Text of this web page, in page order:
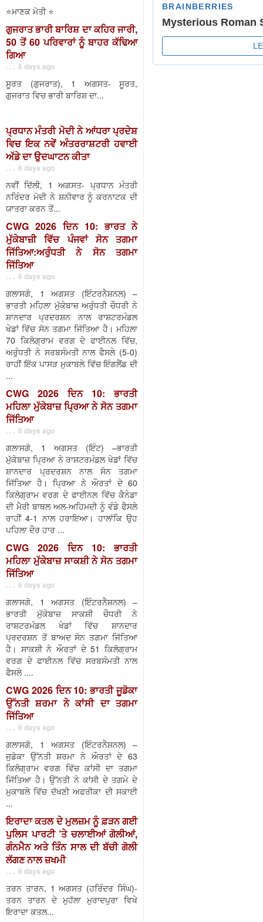
⭐️ਮਾਣਕ ਮੋਤੀ ⭐️
ਗੁਜਰਾਤ ਭਾਰੀ ਬਾਰਿਸ਼ ਦਾ ਕਹਿਰ ਜਾਰੀ,
50 ਤੋਂ 60 ਪਰਿਵਾਰਾਂ ਨੂੰ ਬਾਹਰ ਕੱਢਿਆ
ਗਿਆ
. . . 6 days ago
ਸੂਰਤ (ਗੁਜਰਾਤ), 1 ਅਗਸਤ- ਸੂਰਤ,
ਗੁਜਰਾਤ ਵਿਚ ਭਾਰੀ ਬਾਰਿਸ਼ ਦਾ...
ਪ੍ਰਧਾਨ ਮੰਤਰੀ ਮੋਦੀ ਨੇ ਆਂਧਰਾ ਪ੍ਰਦੇਸ਼
ਵਿਚ ਇਕ ਨਵੇਂ ਅੰਤਰਰਾਸ਼ਟਰੀ ਹਵਾਈ
ਅੱਡੇ ਦਾ ਉਦਘਾਟਨ ਕੀਤਾ
. . . 6 days ago
ਨਵੀਂ ਦਿੱਲੀ, 1 ਅਗਸਤ- ਪ੍ਰਧਾਨ ਮੰਤਰੀ
ਨਰਿੰਦਰ ਮੋਦੀ ਨੇ ਸ਼ਨੀਵਾਰ ਨੂੰ ਕਰਨਾਟਕ ਦੀ
ਯਾਤਰਾ ਕਰਨ ਤੋਂ...
CWG 2026 ਦਿਨ 10: ਭਾਰਤ ਨੇ
ਮੁੱਕੇਬਾਜ਼ੀ ਵਿੱਚ ਪੰਜਵਾਂ ਸੋਨ ਤਗਮਾ
ਜਿੱਤਿਆ:ਅਰੁੰਧਤੀ ਨੇ ਸੋਨ ਤਗਮਾ
ਜਿੱਤਿਆ
. . . 6 days ago
ਗਲਾਸਗੋ, 1 ਅਗਸਤ (ਇੰਟਰਨੈਸ਼ਨਲ) –
ਭਾਰਤੀ ਮਹਿਲਾ ਮੁੱਕੇਬਾਜ਼ ਅਰੁੰਧਤੀ ਚੌਧਰੀ ਨੇ
ਸ਼ਾਨਦਾਰ ਪ੍ਰਦਰਸ਼ਨ ਨਾਲ ਰਾਸ਼ਟਰਮੰਡਲ
ਖੇਡਾਂ ਵਿੱਚ ਸੋਨ ਤਗਮਾ ਜਿੱਤਿਆ ਹੈ। ਮਹਿਲਾ
70 ਕਿਲੋਗ੍ਰਾਮ ਵਰਗ ਦੇ ਫਾਈਨਲ ਵਿੱਚ,
ਅਰੁੰਧਤੀ ਨੇ ਸਰਬਸੰਮਤੀ ਨਾਲ ਫੈਸਲੇ (5-0)
ਰਾਹੀਂ ਇੱਕ ਪਾਸੜ ਮੁਕਾਬਲੇ ਵਿੱਚ ਇੰਗਲੈਂਡ ਦੀ
...
CWG 2026 ਦਿਨ 10: ਭਾਰਤੀ
ਮਹਿਲਾ ਮੁੱਕੇਬਾਜ਼ ਪ੍ਰਿਆ ਨੇ ਸੋਨ ਤਗਮਾ
ਜਿੱਤਿਆ
. . . 6 days ago
ਗਲਾਸਗੋ, 1 ਅਗਸਤ (ਇੰਟ) –ਭਾਰਤੀ
ਮੁੱਕੇਬਾਜ਼ ਪ੍ਰਿਆ ਨੇ ਰਾਸ਼ਟਰਮੰਡਲ ਖੇਡਾਂ ਵਿੱਚ
ਸ਼ਾਨਦਾਰ ਪ੍ਰਦਰਸ਼ਨ ਨਾਲ ਸੋਨ ਤਗਮਾ
ਜਿੱਤਿਆ ਹੈ। ਪ੍ਰਿਆ ਨੇ ਔਰਤਾਂ ਦੇ 60
ਕਿਲੋਗ੍ਰਾਮ ਵਰਗ ਦੇ ਫਾਈਨਲ ਵਿੱਚ ਕੈਨੇਡਾ
ਦੀ ਮੈਰੀ ਬਾਥਲ ਅਲ-ਅਹਿਮਦੀ ਨੂੰ ਵੰਡੇ ਫੈਸਲੇ
ਰਾਹੀਂ 4-1 ਨਾਲ ਹਰਾਇਆ। ਹਾਲਾਂਕਿ ਉਹ
ਪਹਿਲਾ ਦੌਰ ਹਾਰ ...
CWG 2026 ਦਿਨ 10: ਭਾਰਤੀ
ਮਹਿਲਾ ਮੁੱਕੇਬਾਜ਼ ਸਾਕਸ਼ੀ ਨੇ ਸੋਨ ਤਗਮਾ
ਜਿੱਤਿਆ
. . . 6 days ago
ਗਲਾਸਗੋ, 1 ਅਗਸਤ (ਇੰਟਰਨੈਸ਼ਨਲ) –
ਭਾਰਤੀ ਮੁੱਕੇਬਾਜ਼ ਸਾਕਸ਼ੀ ਚੌਧਰੀ ਨੇ
ਰਾਸ਼ਟਰਮੰਡਲ ਖੇਡਾਂ ਵਿੱਚ ਸ਼ਾਨਦਾਰ
ਪ੍ਰਦਰਸ਼ਨ ਤੋਂ ਬਾਅਦ ਸੋਨ ਤਗਮਾ ਜਿੱਤਿਆ
ਹੈ। ਸਾਕਸ਼ੀ ਨੇ ਔਰਤਾਂ ਦੇ 51 ਕਿਲੋਗ੍ਰਾਮ
ਵਰਗ ਦੇ ਫਾਈਨਲ ਵਿੱਚ ਸਰਬਸੰਮਤੀ ਨਾਲ
ਫੈਸਲੇ ....
CWG 2026 ਦਿਨ 10: ਭਾਰਤੀ ਜੂਡੋਕਾ
ਉੱਨਤੀ ਸ਼ਰਮਾ ਨੇ ਕਾਂਸੀ ਦਾ ਤਗਮਾ
ਜਿੱਤਿਆ
. . . 6 days ago
ਗਲਾਸਗੋ, 1 ਅਗਸਤ (ਇੰਟਰਨੈਸ਼ਨਲ) –
ਜੁਡੋਕਾ ਉੱਨਤੀ ਸ਼ਰਮਾ ਨੇ ਔਰਤਾਂ ਦੇ 63
ਕਿਲੋਗ੍ਰਾਮ ਵਰਗ ਵਿੱਚ ਕਾਂਸੀ ਦਾ ਤਗਮਾ
ਜਿੱਤਿਆ ਹੈ। ਉੱਨਤੀ ਨੇ ਕਾਂਸੀ ਦੇ ਤਗਮੇ ਦੇ
ਮੁਕਾਬਲੇ ਵਿੱਚ ਦੱਖਣੀ ਅਫਰੀਕਾ ਦੀ ਸਕਾਈ
...
ਇਰਾਦਾ ਕਤਲ ਦੇ ਮੁਲਜ਼ਮ ਨੂੰ ਫ਼ੜਨ ਗਈ
ਪੁਲਿਸ ਪਾਰਟੀ ’ਤੇ ਚਲਾਈਆਂ ਗੋਲੀਆਂ,
ਗੰਨਮੈਨ ਅਤੇ ਤਿੰਨ ਸਾਲ ਦੀ ਬੱਚੀ ਗੋਲੀ
ਲੱਗਣ ਨਾਲ ਜ਼ਖਮੀ
. . . 6 days ago
ਤਰਨ ਤਾਰਨ, 1 ਅਗਸਤ (ਹਰਿੰਦਰ ਸਿੰਘ)-
ਤਰਨ ਤਾਰਨ ਦੇ ਮੁਹੱਲਾ ਮੁਰਾਦਪੁਰਾ ਵਿਖੇ
ਇਰਾਦਾ ਕਤਲ...